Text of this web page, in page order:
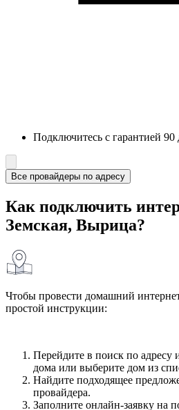
Подключитесь с гарантией 90
Все провайдеры по адресу
Как подключить
Земская, Вырица?
Чтобы провести домашний
простой инструкции:
Перейдите в поиск по адресу
дома или выберите дом из
Найдите подходящее
провайдера.
Заполните онлайн-заявку на